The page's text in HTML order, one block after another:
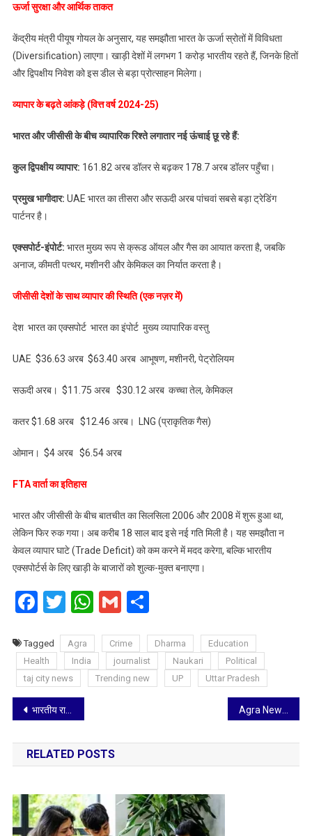
बांग्लादेश
में
​ऊर्जा सुरक्षा और आर्थिक ताकत
केंद्रीय मंत्री पीयूष गोयल के अनुसार, यह समझौता भारत के ऊर्जा स्रोतों में विविधता
(Diversification) लाएगा। खाड़ी देशों में लगभग 1 करोड़ भारतीय रहते हैं, जिनके हितों
और द्विपक्षीय निवेश को इस डील से बड़ा प्रोत्साहन मिलेगा।
व्यापार के बढ़ते आंकड़े (वित्त वर्ष 2024-25)
​भारत और जीसीसी के बीच व्यापारिक रिश्ते लगातार नई ऊंचाई छू रहे हैं:
​कुल द्विपक्षीय व्यापार: 161.82 अरब डॉलर से बढ़कर 178.7 अरब डॉलर पहुँचा।
​प्रमुख भागीदार: UAE भारत का तीसरा और सऊदी अरब पांचवां सबसे बड़ा ट्रेडिंग
पार्टनर है।
एक्सपोर्ट-इंपोर्ट: भारत मुख्य रूप से क्रूड ऑयल और गैस का आयात करता है, जबकि
अनाज, कीमती पत्थर, मशीनरी और केमिकल का निर्यात करता है।
जीसीसी देशों के साथ व्यापार की स्थिति (एक नज़र में)
देश भारत का एक्सपोर्ट भारत का इंपोर्ट मुख्य व्यापारिक वस्तु
UAE $36.63 अरब $63.40 अरब आभूषण, मशीनरी, पेट्रोलियम
सऊदी अरब। $11.75 अरब $30.12 अरब कच्चा तेल, केमिकल
कतर $1.68 अरब $12.46 अरब। LNG (प्राकृतिक गैस)
ओमान। $4 अरब $6.54 अरब
FTA वार्ता का इतिहास
भारत और जीसीसी के बीच बातचीत का सिलसिला 2006 और 2008 में शुरू हुआ था,
लेकिन फिर रुक गया। अब करीब 18 साल बाद इसे नई गति मिली है। यह समझौता न
केवल व्यापार घाटे (Trade Deficit) को कम करने में मदद करेगा, बल्कि भारतीय
एक्सपोर्टर्स के लिए खाड़ी के बाजारों को शुल्क-मुक्त बनाएगा।
Facebook
Twitter
WhatsApp
GmailShare
Tagged Agra Crime Dharma
Education
Health
India journalist Naukari
Political
taj city news
Trending new UP Uttar Pradesh
Post
navigation
भारतीय राजनीति में मुस्लिम नेतृत्व: विविधता, प्रतिनिधित्व और प्रभाव की कहानी
RELATED POSTS